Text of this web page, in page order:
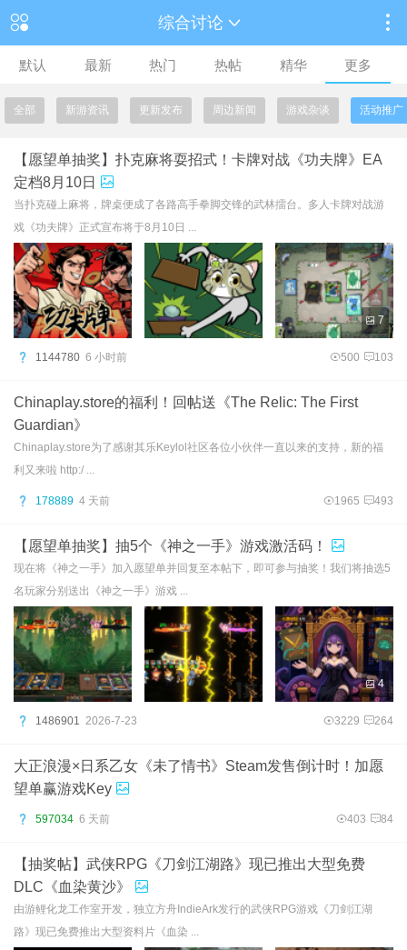
综合讨论
默认 最新 热门 热帖 精华 更多
全部 新游资讯 更新发布 周边新闻 游戏杂谈 活动推广
【愿望单抽奖】扑克麻将耍招式！卡牌对战《功夫牌》EA
定档8月10日
当扑克碰上麻将，牌桌便成了各路高手拳脚交锋的武林擂台。多人卡牌对战游
戏《功夫牌》正式宣布将于8月10日 ...
7
1144780 6 小时前 500 103
Chinaplay.store的福利！回帖送《The Relic: The First
Guardian》
Chinaplay.store为了感谢其乐Keylol社区各位小伙伴一直以来的支持，新的福
利又来啦 http:/ ...
178889 4 天前 1965 493
【愿望单抽奖】抽5个《神之一手》游戏激活码！
现在将《神之一手》加入愿望单并回复至本帖下，即可参与抽奖！我们将抽选5
名玩家分别送出《神之一手》游戏 ...
4
1486901 2026-7-23 3229 264
大正浪漫×日系乙女《未了情书》Steam发售倒计时！加愿
望单赢游戏Key
597034 6 天前 403 84
【抽奖帖】武侠RPG《刀剑江湖路》现已推出大型免费
DLC《血染黄沙》
由游鲤化龙工作室开发，独立方舟IndieArk发行的武侠RPG游戏《刀剑江湖
路》现已免费推出大型资料片《血染 ...